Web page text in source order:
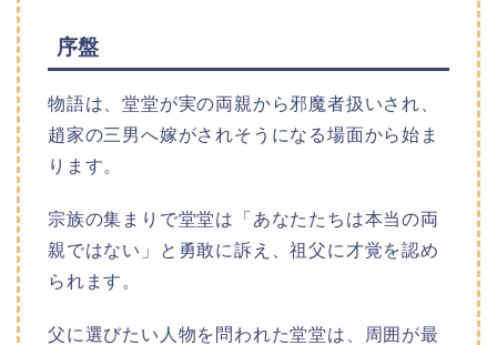
序盤
物語は、堂堂が実の両親から邪魔者扱いされ、
趙家の三男へ嫁がされそうになる場面から始ま
ります。
宗族の集まりで堂堂は「あなたたちは本当の両
親ではない」と勇敢に訴え、祖父に才覚を認め
られます。
父に選びたい人物を問われた堂堂は、周囲が最